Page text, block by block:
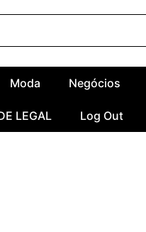
Moda Negócios
LEGAL Log Out